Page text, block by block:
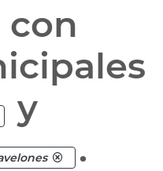
con
y
.